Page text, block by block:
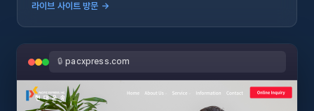
라이브 사이트 방문 →
🔒pacxpress.com